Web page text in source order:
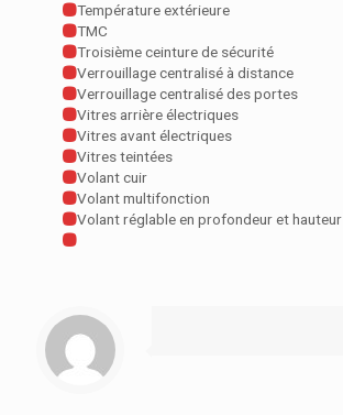
Température extérieure
TMC
Troisième ceinture de sécurité
Verrouillage centralisé à distance
Verrouillage centralisé des portes
Vitres arrière électriques
Vitres avant électriques
Vitres teintées
Volant cuir
Volant multifonction
Volant réglable en profondeur et hauteur